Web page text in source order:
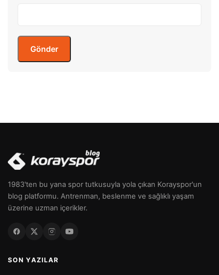
1983'ten bu yana spor tutkusuyla yola çıkan Korayspor'un
blog platformu. Antrenman, beslenme ve sağlıklı yaşam
üzerine uzman içerikler.
SON YAZILAR